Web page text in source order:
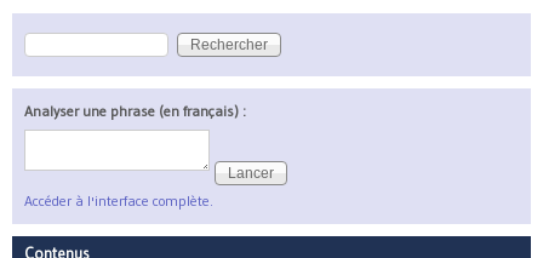
Formulaire de recherche
Rechercher
Analyser une phrase (en français) :
Accéder à l'interface complète.
Contenus